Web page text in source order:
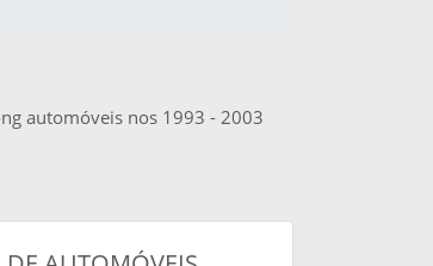
automóveis nos 1993 - 2003